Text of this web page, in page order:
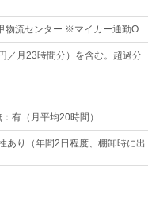
物流センター ※マイカー通勤O…
／月23時間分）を含む。超過分
有（月平均20時間）
り（年間2日程度、棚卸時に出